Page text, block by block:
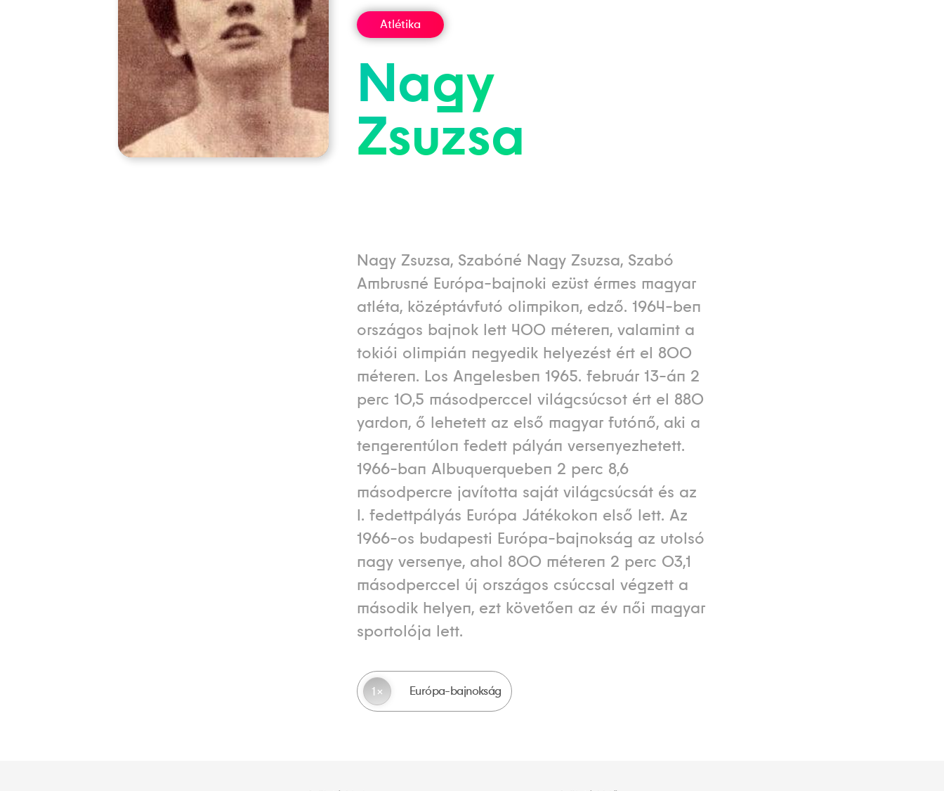
Atlétika
Nagy
Zsuzsa
Nagy Zsuzsa, Szabóné Nagy Zsuzsa, Szabó
Ambrusné Európa-bajnoki ezüst érmes magyar
atléta, középtávfutó olimpikon, edző. 1964-ben
országos bajnok lett 400 méteren, valamint a
tokiói olimpián negyedik helyezést ért el 800
méteren. Los Angelesben 1965. február 13-án 2
perc 10,5 másodperccel világcsúcsot ért el 880
yardon, ő lehetett az első magyar futónő, aki a
tengerentúlon fedett pályán versenyezhetett.
1966-ban Albuquerqueben 2 perc 8,6
másodpercre javította saját világcsúcsát és az
I. fedettpályás Európa Játékokon első lett. Az
1966-os budapesti Európa-bajnokság az utolsó
nagy versenye, ahol 800 méteren 2 perc 03,1
másodperccel új országos csúccsal végzett a
második helyen, ezt követően az év női magyar
sportolója lett.
1 Európa-bajnokság